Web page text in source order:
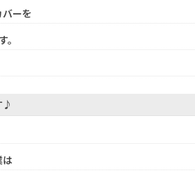
ーを
♪
は